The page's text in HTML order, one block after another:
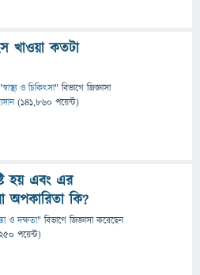
খাওয়া কতটা
"স্বাস্থ্য ও চিকিৎসা" বিভাগে জিজ্ঞাসা
(141,860 পয়েন্ট)
হয় এবং এর
অপকারিতা কি?
ও দক্ষতা" বিভাগে জিজ্ঞাসাকরেছেন
পয়েন্ট)